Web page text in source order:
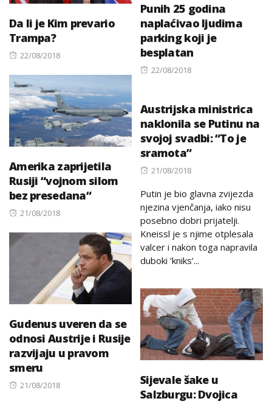
Punih 25 godina
naplaćivao ljudima
parking koji je
besplatan
Posted
22/08/2018
Da li je Kim prevario
Trampa?
Posted
22/08/2018
Amerika zaprijetila
Rusiji “vojnom silom
bez presedana“
Posted
21/08/2018
Austrijska ministrica
naklonila se Putinu na
svojoj svadbi: “To je
sramota”
Posted
21/08/2018
Putin je bio glavna zvijezda
njezina vjenčanja, iako nisu
posebno dobri prijatelji.
Kneissl je s njime otplesala
valcer i nakon toga napravila
duboki ‘kniks’...
Gudenus uveren da se
odnosi Austrije i Rusije
razvijaju u pravom
smeru
Posted
21/08/2018
Sijevale šake u
Salzburgu: Dvojica